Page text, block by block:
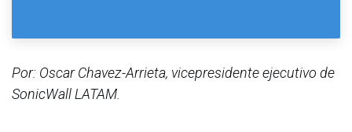
Por: Oscar Chavez-Arrieta, vicepresidente ejecutivo de
SonicWall LATAM.